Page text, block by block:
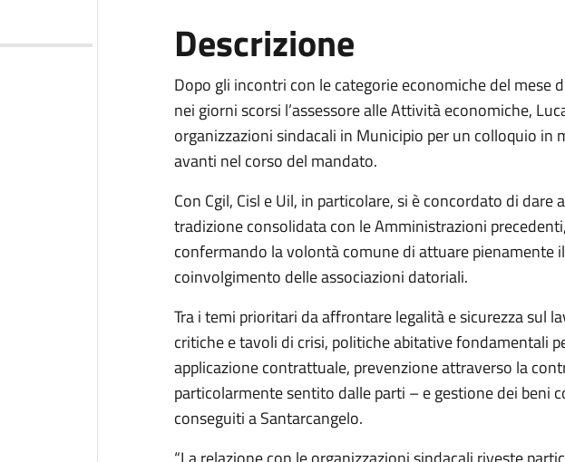
Descrizione
Dopo gli incontri con le categorie economiche del
nei giorni scorsi l’assessore alle Attività economiche,
organizzazioni sindacali in Municipio per un colloquio in
avanti nel corso del mandato.
Con Cgil, Cisl e Uil, in particolare, si è concordato di
tradizione consolidata con le Amministrazioni
confermando la volontà comune di attuare pienamente
coinvolgimento delle associazioni datoriali.
Tra i temi prioritari da affrontare legalità e sicurezza sul
critiche e tavoli di crisi, politiche abitative fondamentali
applicazione contrattuale, prevenzione attraverso la
particolarmente sentito dalle parti – e gestione dei beni
conseguiti a Santarcangelo.